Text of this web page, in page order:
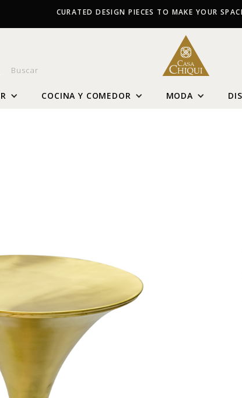
CURATED DESIGN PIECES TO MAKE YOUR
COCINA Y COMEDOR MODA